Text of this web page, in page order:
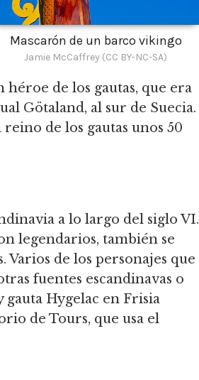
Mascarón de un barco vikingo
Jamie McCaffrey (CC BY-NC-SA)
de los gautas, que era
Götaland, al sur de Suecia.
de los gautas unos 50
a lo largo del siglo VI.
legendarios, también se
de los personajes que
fuentes escandinavas o
Hygelac en Frisia
de Tours, que usa el